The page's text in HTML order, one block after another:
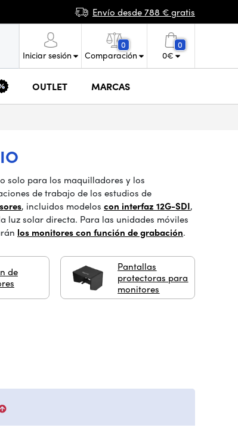
Envío desde 788 € gratis
Iniciar sesión
0
Comparación
0
0€
OUTLET MARCAS
solo para los maquilladores y los
de trabajo de los estudios de
, incluidos modelos con interfaz 12G-SDI,
luz solar directa. Para las unidades móviles
los monitores con función de grabación.
de
Pantallas
protectoras para
monitores